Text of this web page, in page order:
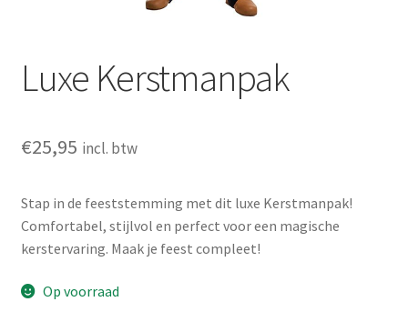
Luxe Kerstmanpak
€25,95 incl. btw
Stap in de feeststemming met dit luxe Kerstmanpak!
Comfortabel, stijlvol en perfect voor een magische
kerstervaring. Maak je feest compleet!
Op voorraad